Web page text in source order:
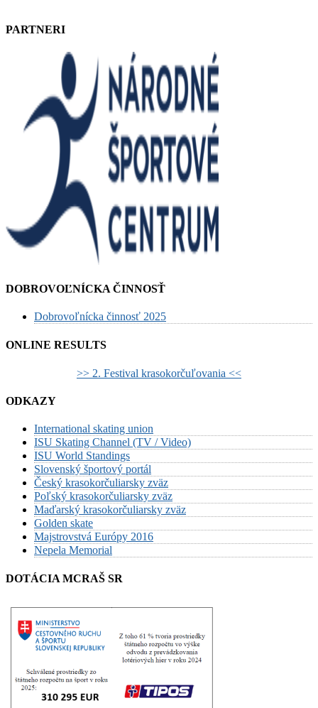
PARTNERI
DOBROVOĽNÍCKA ČINNOSŤ
Dobrovoľnícka činnosť 2025
ONLINE RESULTS
>> 2. Festival krasokorčuľovania <<
ODKAZY
International skating union
ISU Skating Channel (TV / Video)
ISU World Standings
Slovenský športový portál
Český krasokorčuliarsky zväz
Poľský krasokorčuliarsky zväz
Maďarský krasokorčuliarsky zväz
Golden skate
Majstrovstvá Európy 2016
Nepela Memorial
DOTÁCIA MCRAŠ SR